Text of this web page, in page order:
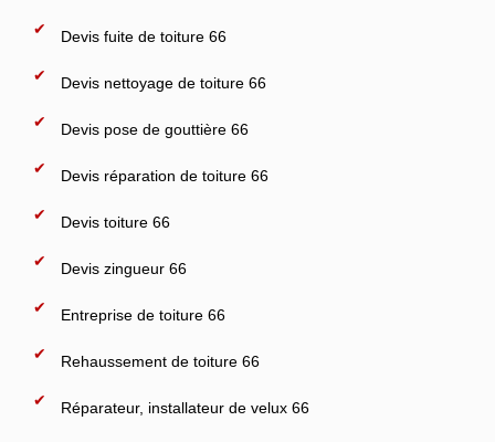
Devis fuite de toiture 66
Devis nettoyage de toiture 66
Devis pose de gouttière 66
Devis réparation de toiture 66
Devis toiture 66
Devis zingueur 66
Entreprise de toiture 66
Rehaussement de toiture 66
Réparateur, installateur de velux 66